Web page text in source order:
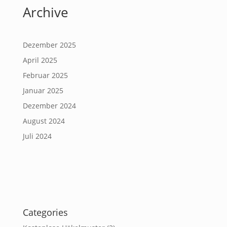
Archive
Dezember 2025
April 2025
Februar 2025
Januar 2025
Dezember 2024
August 2024
Juli 2024
Categories